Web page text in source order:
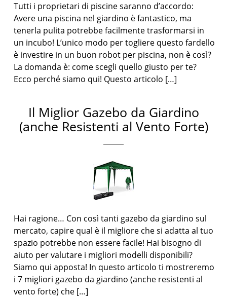
Tutti i proprietari di piscine saranno d’accordo:
Avere una piscina nel giardino è fantastico, ma
tenerla pulita potrebbe facilmente trasformarsi in
un incubo! L’unico modo per togliere questo fardello
è investire in un buon robot per piscina, non è così?
La domanda è: come scegli quello giusto per te?
Ecco perché siamo qui! Questo articolo […]
Il Miglior Gazebo da Giardino
(anche Resistenti al Vento Forte)
Hai ragione… Con così tanti gazebo da giardino sul
mercato, capire qual è il migliore che si adatta al tuo
spazio potrebbe non essere facile! Hai bisogno di
aiuto per valutare i migliori modelli disponibili?
Siamo qui apposta! In questo articolo ti mostreremo
i 7 migliori gazebo da giardino (anche resistenti al
vento forte) che […]